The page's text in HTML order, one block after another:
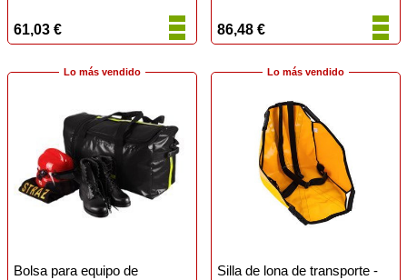
61,03 € 86,48 €
Lo más vendido
Bolsa para equipo de
Lo más vendido
Silla de lona de transporte -